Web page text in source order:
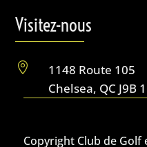
Visitez-nous

1148 Route 105
Chelsea, QC J9B
Copyright Club de Golf